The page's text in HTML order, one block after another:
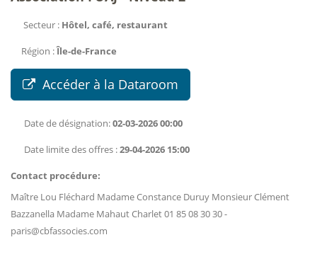
Secteur : Hôtel, café, restaurant
Région :Île-de-France
Accéder à la Dataroom
Date de désignation:02-03-2026 00:00
Date limite des offres :29-04-2026 15:00
Contact procédure:
Maître Lou Fléchard Madame Constance Duruy Monsieur Clément
Bazzanella Madame Mahaut Charlet 01 85 08 30 30 -
paris@cbfassocies.com